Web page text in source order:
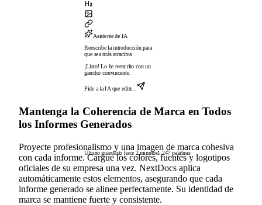
Asistente de IA
Reescribe la introducción para
que sea más atractiva
¡Listo! Lo he reescrito con un
gancho convincente.
Pide a la IA que edite...
Último guardado hace 2 minutos1.247 palabras
Mantenga la Coherencia de Marca en Todos
los Informes Generados
Proyecte profesionalismo y una imagen de marca cohesiva
con cada informe. Cargue los colores, fuentes y logotipos
oficiales de su empresa una vez. NextDocs aplica
automáticamente estos elementos, asegurando que cada
informe generado se alinee perfectamente. Su identidad de
marca se mantiene fuerte y consistente.